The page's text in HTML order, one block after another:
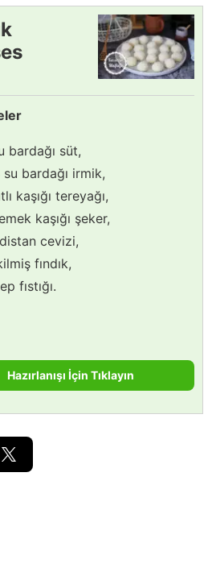
bardağı süt,
bardağı irmik,
kaşığı tereyağı,
kaşığı şeker,
cevizi,
fındık,
fıstığı.
Hazırlanışı İçin Tıklayın